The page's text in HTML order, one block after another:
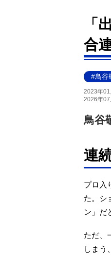
「
合
#鳥谷
2023年01
2026年
鳥谷
連
プロ入
た。シ
ン」だ
ただ、
しまう